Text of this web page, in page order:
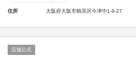
住所 大阪府大阪市鶴見区今津中1-9-27
店舗公式